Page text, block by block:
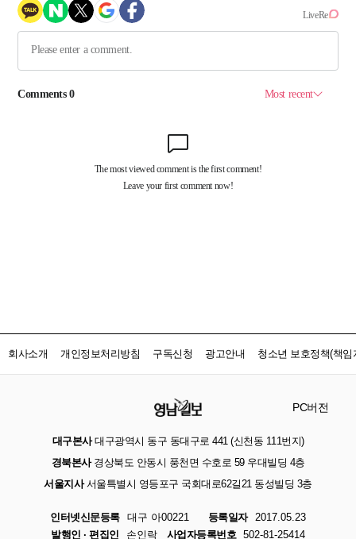
회사소개 개인정보처리방침 구독신청 광고안내 청소년 보호정책(책임
PC버전
대구본사대구광역시 동구 동대구로 441 (신천동 111번지)
경북본사경상북도 안동시 풍천면 수호로 59 우대빌딩 4층
서울지사서울특별시 영등포구 국회대로62길21 동성빌딩 3층
인터넷신문등록 대구 아00221 등록일자
2017.05.23
발행인 · 편집인
손인락 사업자등록번호 502-81-25414